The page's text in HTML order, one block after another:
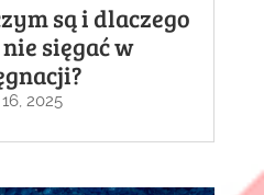
są i dlaczego
sięgać w
2025